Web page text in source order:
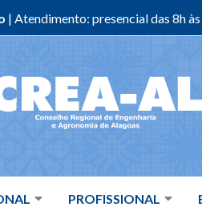
| Atendimento: presencial das 8h
PROFISSIONAL